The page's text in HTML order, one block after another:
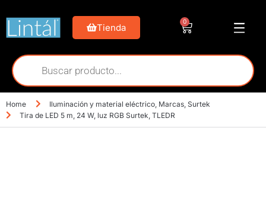
Tienda
0
Home Iluminación y material eléctrico, Marcas, Surtek
Tira de LED 5 m, 24 W, luz RGB Surtek, TLEDR